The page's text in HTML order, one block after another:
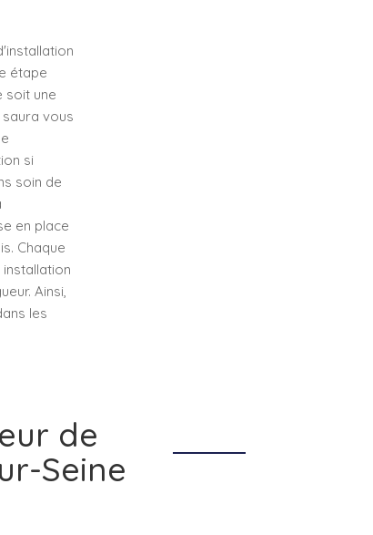
étape
soit une
vous
si
soin de
en place
Chaque
Ainsi,
les
de
Seine